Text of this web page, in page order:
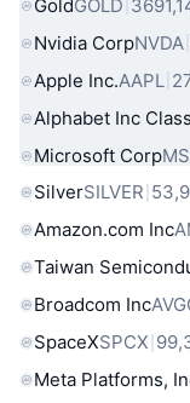
GoldGOLD
Nvidia CorpNVDA
Apple Inc.AAPL
Alphabet Inc
Microsoft Corp
SilverSILVER
Amazon.com Inc
Taiwan
Broadcom Inc
SpaceXSPCX
Meta Platforms,